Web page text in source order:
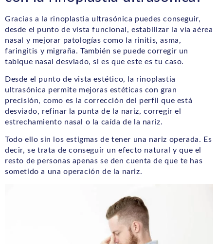
Gracias a la rinoplastia ultrasónica puedes conseguir,
desde el punto de vista funcional, estabilizar la vía aérea
nasal y mejorar patologías como la rinitis, asma,
faringitis y migraña. También se puede corregir un
tabique nasal desviado, si es que este es tu caso.
Desde el punto de vista estético, la rinoplastia
ultrasónica permite mejoras estéticas con gran
precisión, como es la corrección del perfil que está
desviado, refinar la punta de la nariz, corregir el
estrechamiento nasal o la caída de la nariz.
Todo ello sin los estigmas de tener una nariz operada. Es
decir, se trata de conseguir un efecto natural y que el
resto de personas apenas se den cuenta de que te has
sometido a una operación de la nariz.